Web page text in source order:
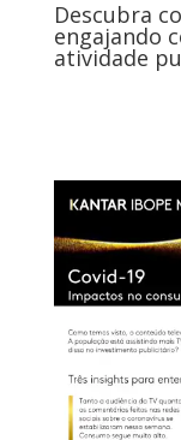
Descubra
engajando
atividade